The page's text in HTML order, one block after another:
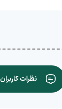
نظرات کاربران